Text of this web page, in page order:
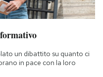
un dibattito su quanto ci
in pace con la loro